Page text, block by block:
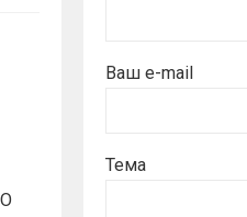
Ваш e-mail
Тема